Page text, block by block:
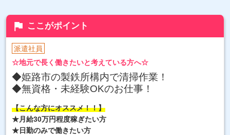
flag ここがポイント
派遣社員
☆地元で長く働きたいと考えている方へ☆
◆姫路市の製鉄所構内で清掃作業！
◆無資格・未経験OKのお仕事！
【こんな方にオススメ！！】
★月給30万円程度稼ぎたい方
★日勤のみで働きたい方